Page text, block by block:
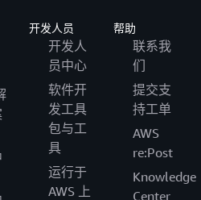
开发人员
开发人
员中心
软件开
发工具
包与工
具
运行于
AWS 上
帮助
联系我
们
提交支
持工单
AWS
re:Post
Knowledge
Center